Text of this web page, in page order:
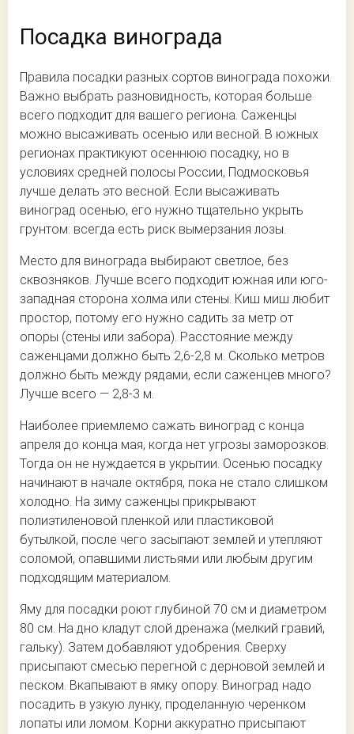
Посадка винограда
Правила посадки разных сортов винограда похожи.
Важно выбрать разновидность, которая больше
всего подходит для вашего региона. Саженцы
можно высаживать осенью или весной. В южных
регионах практикуют осеннюю посадку, но в
условиях средней полосы России, Подмосковья
лучше делать это весной. Если высаживать
виноград осенью, его нужно тщательно укрыть
грунтом: всегда есть риск вымерзания лозы.
Место для винограда выбирают светлое, без
сквозняков. Лучше всего подходит южная или юго-
западная сторона холма или стены. Киш миш любит
простор, потому его нужно садить за метр от
опоры (стены или забора). Расстояние между
саженцами должно быть 2,6-2,8 м. Сколько метров
должно быть между рядами, если саженцев много?
Лучше всего — 2,8-3 м.
Наиболее приемлемо сажать виноград с конца
апреля до конца мая, когда нет угрозы заморозков.
Тогда он не нуждается в укрытии. Осенью посадку
начинают в начале октября, пока не стало слишком
холодно. На зиму саженцы прикрывают
полиэтиленовой пленкой или пластиковой
бутылкой, после чего засыпают землей и утепляют
соломой, опавшими листьями или любым другим
подходящим материалом.
Яму для посадки роют глубиной 70 см и диаметром
80 см. На дно кладут слой дренажа (мелкий гравий,
гальку). Затем добавляют удобрения. Сверху
присыпают смесью перегной с дерновой землей и
песком. Вкапывают в ямку опору. Виноград надо
посадить в узкую лунку, проделанную черенком
лопаты или ломом. Корни аккуратно присыпают